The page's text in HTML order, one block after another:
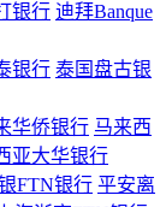
银行 迪拜Banque
银行 泰国盘古银
华侨银行 马来西
亚大华银行
FTN银行 平安离